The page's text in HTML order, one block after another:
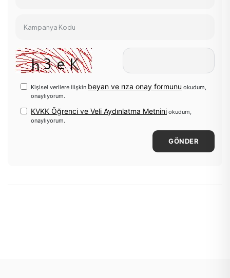
Kampanya Kodu
Kişisel verilere ilişkin beyan ve rıza onay formunu okudum,
onaylıyorum.
KVKK Öğrenci ve Veli Aydınlatma Metnini okudum,
onaylıyorum.
GÖNDER